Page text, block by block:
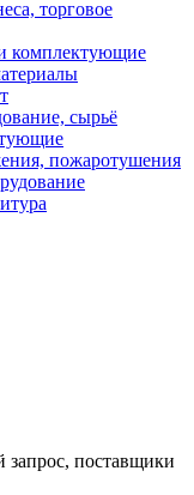
торговое
комплектующие
сырьё
пожаротушения
запрос, поставщики